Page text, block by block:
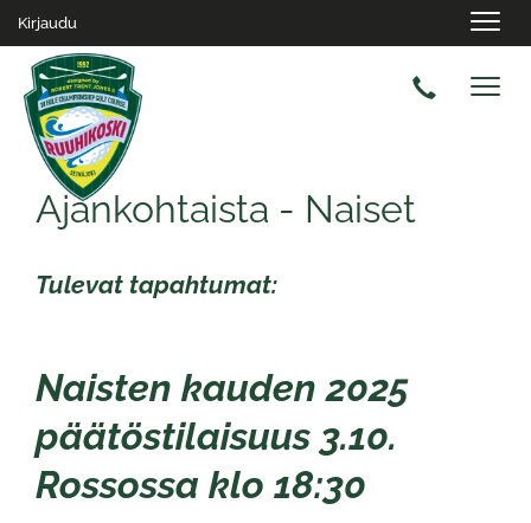
Kirjaudu
Ajankohtaista - Naiset
Tulevat tapahtumat:
Naisten kauden 2025
päätöstilaisuus 3.10.
Rossossa klo 18:30